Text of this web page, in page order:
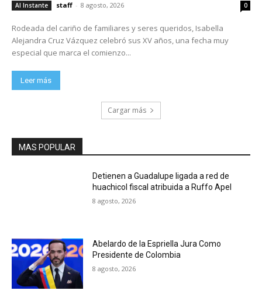
Al Instante staff - 8 agosto, 2026 0
Rodeada del cariño de familiares y seres queridos, Isabella
Alejandra Cruz Vázquez celebró sus XV años, una fecha muy
especial que marca el comienzo...
Leer más
Cargar más
MAS POPULAR
Detienen a Guadalupe ligada a red de
huachicol fiscal atribuida a Ruffo Apel
8 agosto, 2026
Abelardo de la Espriella Jura Como
Presidente de Colombia
8 agosto, 2026